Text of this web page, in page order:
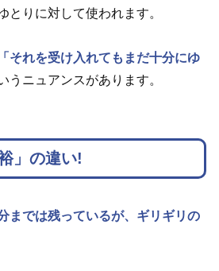
とりに対して使われます。
「それを受け入れてもまだ十分にゆ
うニュアンスがあります。
」の違い!
までは残っているが、ギリギリの